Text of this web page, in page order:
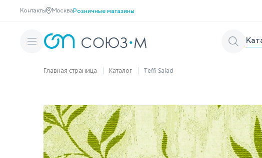
Контакты МоскваРозничные магазины
Главная страница Каталог Teffi Salad